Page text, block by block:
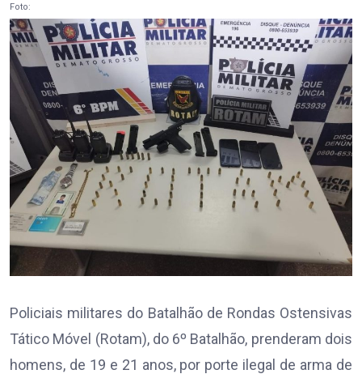
Foto:
Policiais militares do Batalhão de Rondas Ostensivas
Tático Móvel (Rotam), do 6º Batalhão, prenderam dois
homens, de 19 e 21 anos, por porte ilegal de arma de